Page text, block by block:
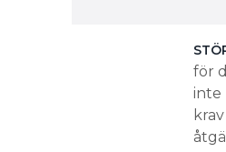
för
inte